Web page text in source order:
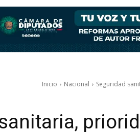
Inicio Nacional Seguridad